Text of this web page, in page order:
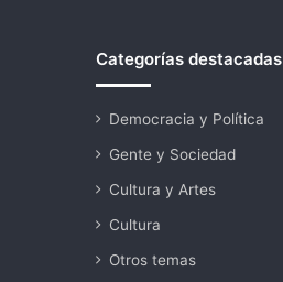
Categorías destacadas
Democracia y Política
Gente y Sociedad
Cultura y Artes
Cultura
Otros temas